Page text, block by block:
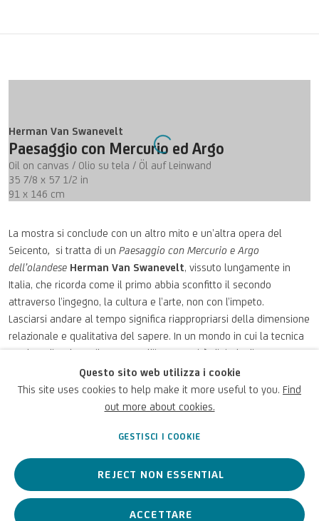
Herman Van Swanevelt
Paesaggio con Mercurio ed Argo
Oil on canvas / Olio su tela / Öl auf Leinwand
35 7/8 x 57 1/2 in
91 x 146 cm
La mostra si conclude con un altro mito e un’altra opera del
Seicento, si tratta di unPaesaggio con Mercurio e Argo
dell’olandese Herman Van Swanevelt, vissuto lungamente in
Italia, che ricorda come il primo abbia sconfitto il secondo
attraverso l’ingegno, la cultura e l’arte, non con l’impeto.
Lasciarsi andare al tempo significa riappropriarsi della dimensione
relazionale e qualitativa del sapere. In un mondo in cui la tecnica
tende a dissolvere il tempo nell’istantaneità digitale, l’arte
custodisce la memoria del tempo umano, della gestazione,
dell’errore, della contemplazione. Essa ci ricorda che ogni
conoscenza autentica implica una soglia di lentezza, una
Questo sito web utilizza i cookie
This site uses cookies to help make it more useful to you. Find
out more about cookies.
GESTISCI I COOKIE
REJECT NON ESSENTIAL
ACCETTARE